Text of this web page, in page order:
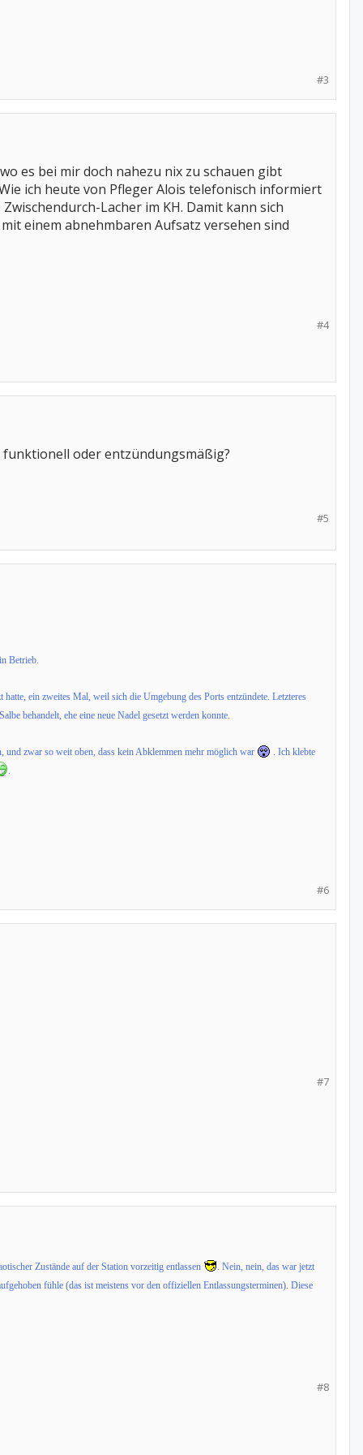
#3
es bei mir doch nahezu nix zu schauen gibt
ich heute von Pfleger Alois telefonisch informiert
Lacher im KH. Damit kann sich
einem abnehmbaren Aufsatz versehen sind
#4
oder entzündungsmäßig?
#5
Betrieb.
ein zweites Mal, weil sich die Umgebung des Ports entzündete. Letzteres
behandelt, ehe eine neue Nadel gesetzt werden konnte.
und zwar so weit oben, dass kein Abklemmen mehr möglich war
. Ich klebte
.
#6
#7
Zustände auf der Station vorzeitig entlassen
. Nein, nein, das war jetzt
fühle (das ist meistens vor den offiziellen Entlassungsterminen). Diese
#8